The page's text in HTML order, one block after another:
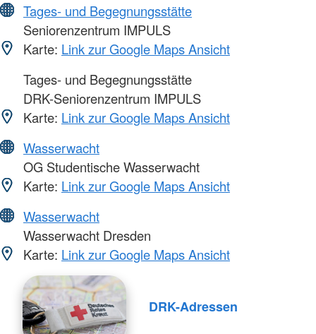
Tages- und Begegnungsstätte
Seniorenzentrum IMPULS
Karte: Link zur Google Maps Ansicht
Tages- und Begegnungsstätte
DRK-Seniorenzentrum IMPULS
Karte: Link zur Google Maps Ansicht
Wasserwacht
OG Studentische Wasserwacht
Karte: Link zur Google Maps Ansicht
Wasserwacht
Wasserwacht Dresden
Karte: Link zur Google Maps Ansicht
DRK-Adressen